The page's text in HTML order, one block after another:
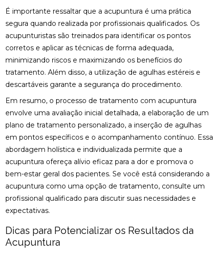
É importante ressaltar que a acupuntura é uma prática
segura quando realizada por profissionais qualificados. Os
acupunturistas são treinados para identificar os pontos
corretos e aplicar as técnicas de forma adequada,
minimizando riscos e maximizando os benefícios do
tratamento. Além disso, a utilização de agulhas estéreis e
descartáveis garante a segurança do procedimento.
Em resumo, o processo de tratamento com acupuntura
envolve uma avaliação inicial detalhada, a elaboração de um
plano de tratamento personalizado, a inserção de agulhas
em pontos específicos e o acompanhamento contínuo. Essa
abordagem holística e individualizada permite que a
acupuntura ofereça alívio eficaz para a dor e promova o
bem-estar geral dos pacientes. Se você está considerando a
acupuntura como uma opção de tratamento, consulte um
profissional qualificado para discutir suas necessidades e
expectativas.
Dicas para Potencializar os Resultados da
Acupuntura
FISIOTERAPIA OCULAR: MELHORES PRÁTICAS E
BENEFÍCIOS
FISIOTERAPIA OCULAR: SAIBA COMO MELHORAR A
SAÚDE DOS OLHOS E AUMENTAR O CONFORTO
VISUAL
FISIOTERAPIA PARA LABIRINTITE: ALÍVIO E
FISIOTERAPIA PARA LABIRINTITE: COMO O
TRATAMENTO PODE MELHORAR SEU EQUILÍBRIO E
QUALIDADE DE VIDA
FISIOTERAPIA PARA LABIRINTITE: COMO O
TRATAMENTO PODE MELHORAR SEU EQUILÍBRIO E
BEM-ESTAR
FISIOTERAPIA PARA LABIRINTITE: COMO O
TRATAMENTO PODE MELHORAR SEU EQUILÍBRIO E
QUALIDADE DE VIDA
FISIOTERAPIA PARA LABIRINTITE: MELHORE SEU
EQUILÍBRIO